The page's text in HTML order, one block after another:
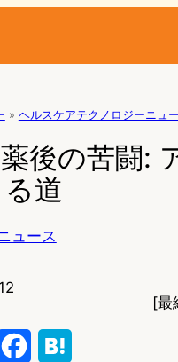
» ヘルスケアテクノロジーニュ
後の苦闘:
道
ュース
[最